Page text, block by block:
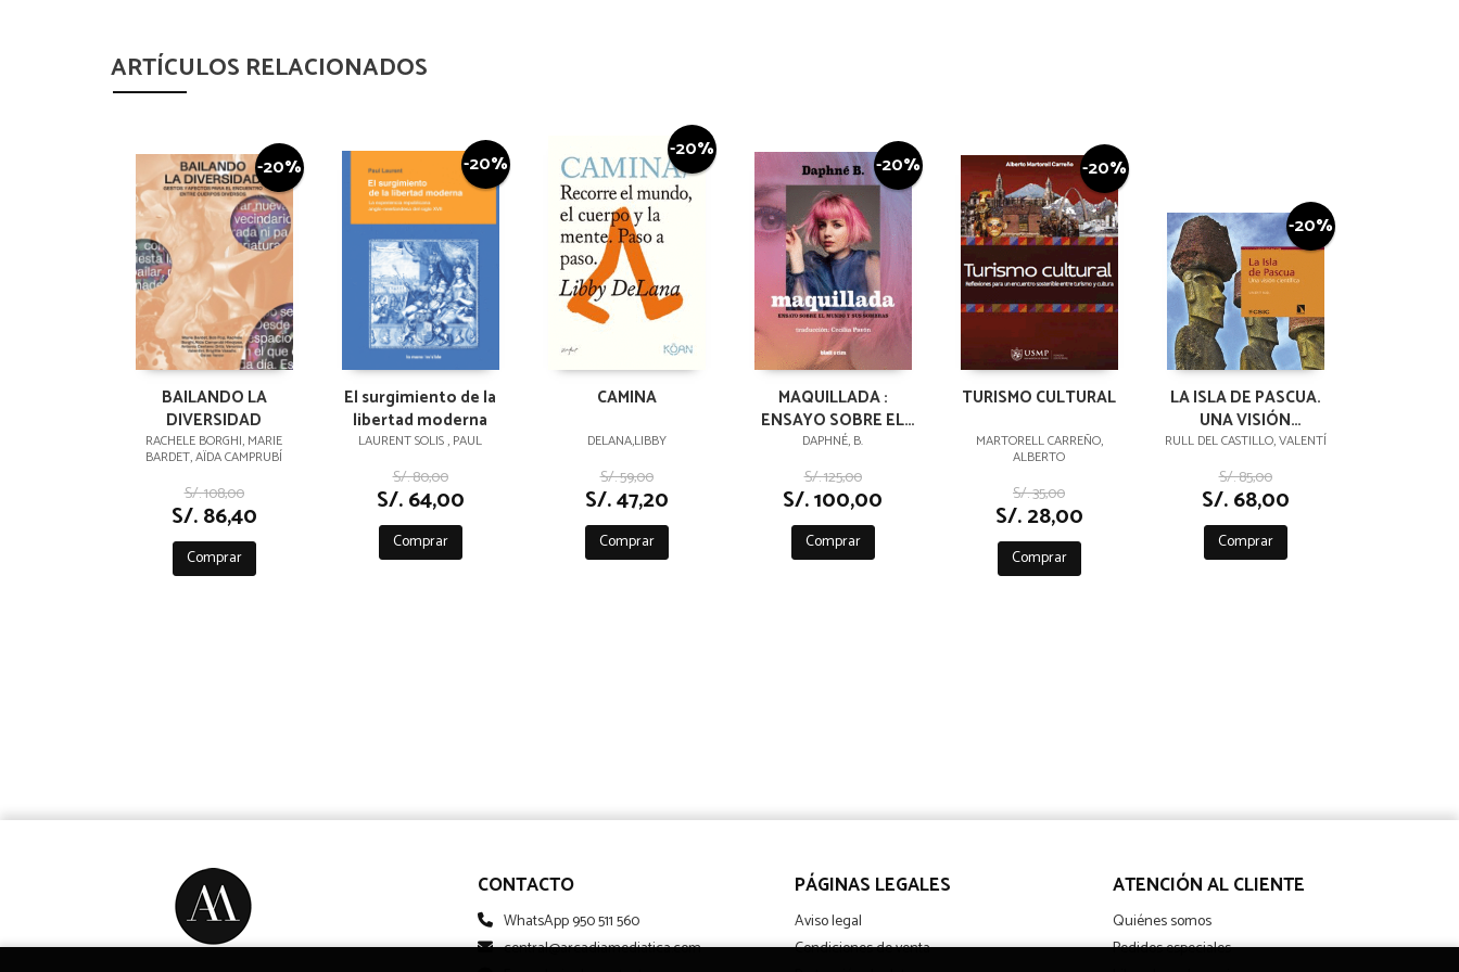
ARTÍCULOS RELACIONADOS
-20%
BAILANDO LA
DIVERSIDAD
RACHELE BORGHI, MARIE
BARDET, AÏDA CAMPRUBÍ
S/. 108,00
S/. 86,40
Comprar
-20%
El surgimiento de la
libertad moderna
LAURENT SOLIS , PAUL
S/. 80,00
S/. 64,00
Comprar
-20%
CAMINA
DELANA,LIBBY
S/. 59,00
S/. 47,20
Comprar
-20%
MAQUILLADA :
ENSAYO SOBRE EL
MUNDO Y SUS
SOMBRAS
DAPHNÉ, B.
S/. 125,00
S/. 100,00
Comprar
-20%
TURISMO CULTURAL
MARTORELL CARREÑO,
ALBERTO
S/. 35,00
S/. 28,00
Comprar
-20%
LA ISLA DE PASCUA.
UNA VISIÓN
CIENTÍFICA
RULL DEL CASTILLO, VALENTÍ
S/. 85,00
S/. 68,00
Comprar
CONTACTO
WhatsApp 950 511 560
central@arcadiamediatica.com
PÁGINAS LEGALES
Aviso legal
Condiciones de venta
ATENCIÓN AL CLIENTE
Quiénes somos
Pedidos especiales